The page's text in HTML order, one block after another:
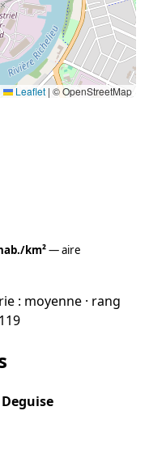
Leaflet | © OpenStreetMap
km²— aire
: moyenne · rang